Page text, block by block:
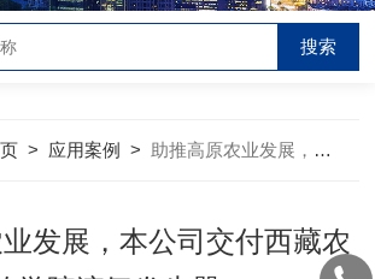
> 应用案例 > 助推高原农业发展，本公司交付西藏农牧学院液氮发生器
发展，本公司交付西藏农